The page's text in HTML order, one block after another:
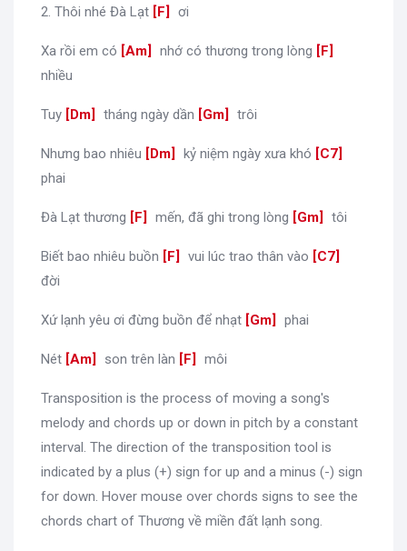
2. Thôi nhé Đà Lạt [F ơi
Xa rồi em có [Am nhớ có thương trong lòng [F
nhiều
Tuy [Dm tháng ngày dần [Gm trôi
Nhưng bao nhiêu [Dm kỷ niệm ngày xưa khó [C7
phai
Đà Lạt thương [F mến, đã ghi trong lòng [Gm tôi
Biết bao nhiêu buồn [F vui lúc trao thân vào [C7
đời
Xứ lạnh yêu ơi đừng buồn để nhạt [Gm phai
Nét [Am son trên làn [F môi
Transposition is the process of moving a song's
melody and chords up or down in pitch by a constant
interval. The direction of the transposition tool is
indicated by a plus (+) sign for up and a minus (-) sign
for down. Hover mouse over chords signs to see the
chords chart of Thương về miền đất lạnh song.